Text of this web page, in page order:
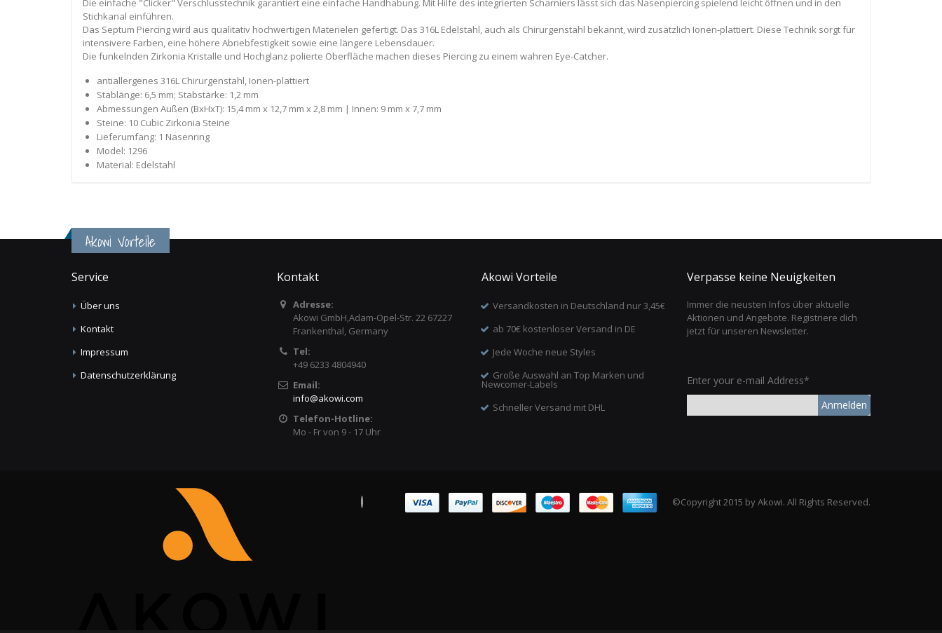
Die einfache "Clicker" Verschlusstechnik garantiert eine einfache Handhabung. Mit Hilfe des integrierten Scharniers lässt sich das Nasenpiercing spielend leicht öffnen und in den
Stichkanal einführen.
Das Septum Piercing wird aus qualitativ hochwertigen Materielen gefertigt. Das 316L Edelstahl, auch als Chirurgenstahl bekannt, wird zusätzlich Ionen-plattiert. Diese Technik sorgt für
intensivere Farben, eine höhere Abriebfestigkeit sowie eine längere Lebensdauer.
Die funkelnden Zirkonia Kristalle und Hochglanz polierte Oberfläche machen dieses Piercing zu einem wahren Eye-Catcher.
antiallergenes 316L Chirurgenstahl, Ionen-plattiert
Stablänge: 6,5 mm; Stabstärke: 1,2 mm
Abmessungen Außen (BxHxT): 15,4 mm x 12,7 mm x 2,8 mm | Innen: 9 mm x 7,7 mm
Steine: 10 Cubic Zirkonia Steine
Lieferumfang: 1 Nasenring
Model: 1296
Material: Edelstahl
Akowi Vorteile
Service
Über uns
Kontakt
Impressum
Datenschutzerklärung
Kontakt
Adresse:
Akowi GmbH,Adam-Opel-Str. 22 67227
Frankenthal, Germany
Tel:
+49 6233 4804940
Email:
info@akowi.com
Telefon-Hotline:
Mo - Fr von 9 - 17 Uhr
Akowi Vorteile
Versandkosten in Deutschland nur 3,45€
ab 70€ kostenloser Versand in DE
Jede Woche neue Styles
Große Auswahl an Top Marken und
Newcomer-Labels
Schneller Versand mit DHL
Verpasse keine Neuigkeiten
Immer die neusten Infos über aktuelle
Aktionen und Angebote. Registriere dich
jetzt für unseren Newsletter.
Enter your e-mail Address*
Anmelden
©Copyright 2015 by Akowi. All Rights Reserved.